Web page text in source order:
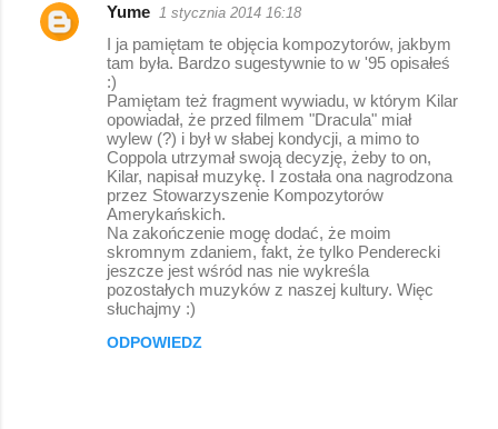
K
Yume 1 stycznia 2014 16:18
I ja pamiętam te objęcia kompozytorów, jakbym
tam była. Bardzo sugestywnie to w '95 opisałeś
:)
Pamiętam też fragment wywiadu, w którym Kilar
opowiadał, że przed filmem "Dracula" miał
wylew (?) i był w słabej kondycji, a mimo to
Coppola utrzymał swoją decyzję, żeby to on,
Kilar, napisał muzykę. I została ona nagrodzona
przez Stowarzyszenie Kompozytorów
Amerykańskich.
Na zakończenie mogę dodać, że moim
skromnym zdaniem, fakt, że tylko Penderecki
jeszcze jest wśród nas nie wykreśla
pozostałych muzyków z naszej kultury. Więc
słuchajmy :)
ODPOWIEDZ